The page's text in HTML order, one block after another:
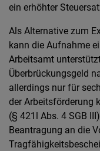
ein erhöhter
Als Alternative zum
kann die Aufnahme
Arbeitsamt
Überbrückungsgeld
allerdings nur für
der Arbeitsförderung
(§ 421l Abs. 4 SGB
Beantragung an die